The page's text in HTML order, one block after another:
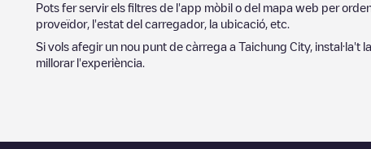
Pots fer servir els filtres de l'app mòbil o del mapa web per
proveïdor, l'estat del carregador, la ubicació, etc.
Si vols afegir un nou punt de càrrega a Taichung City, instal·la't
millorar l'experiència.